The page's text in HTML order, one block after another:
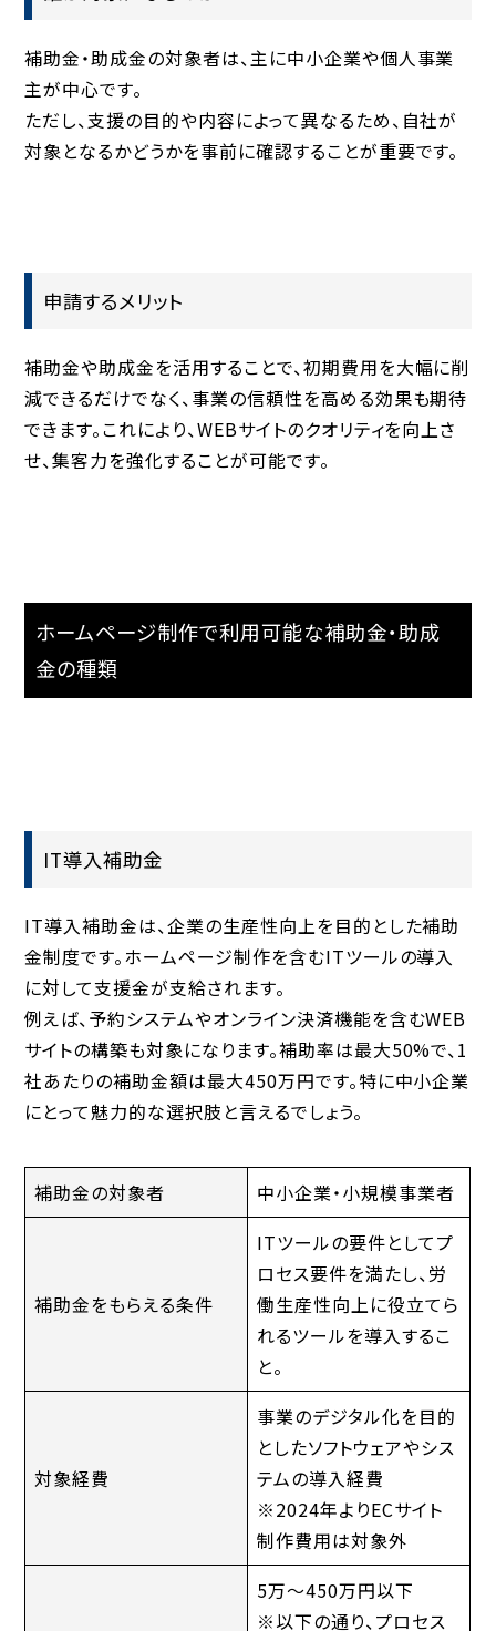
補助金・助成金の対象者は、主に中小企業や個人事業
主が中心です。
ただし、支援の目的や内容によって異なるため、自社が
対象となるかどうかを事前に確認することが重要です。
申請するメリット
補助金や助成金を活用することで、初期費用を大幅に削
減できるだけでなく、事業の信頼性を高める効果も期待
できます。これにより、WEBサイトのクオリティを向上さ
せ、集客力を強化することが可能です。
ホームページ制作で利用可能な補助金・助成
金の種類
IT導入補助金
IT導入補助金は、企業の生産性向上を目的とした補助
金制度です。ホームページ制作を含むITツールの導入
に対して支援金が支給されます。
例えば、予約システムやオンライン決済機能を含むWEB
サイトの構築も対象になります。補助率は最大50%で、1
社あたりの補助金額は最大450万円です。特に中小企業
にとって魅力的な選択肢と言えるでしょう。
補助金の対象者 中小企業・小規模事業者
補助金をもらえる条件
ITツールの要件としてプ
ロセス要件を満たし、労
働生産性向上に役立てら
れるツールを導入するこ
と。
対象経費
事業のデジタル化を目的
としたソフトウェアやシス
テムの導入経費
※2024年よりECサイト
制作費用は対象外
5万～450万円以下
※以下の通り、プロセス